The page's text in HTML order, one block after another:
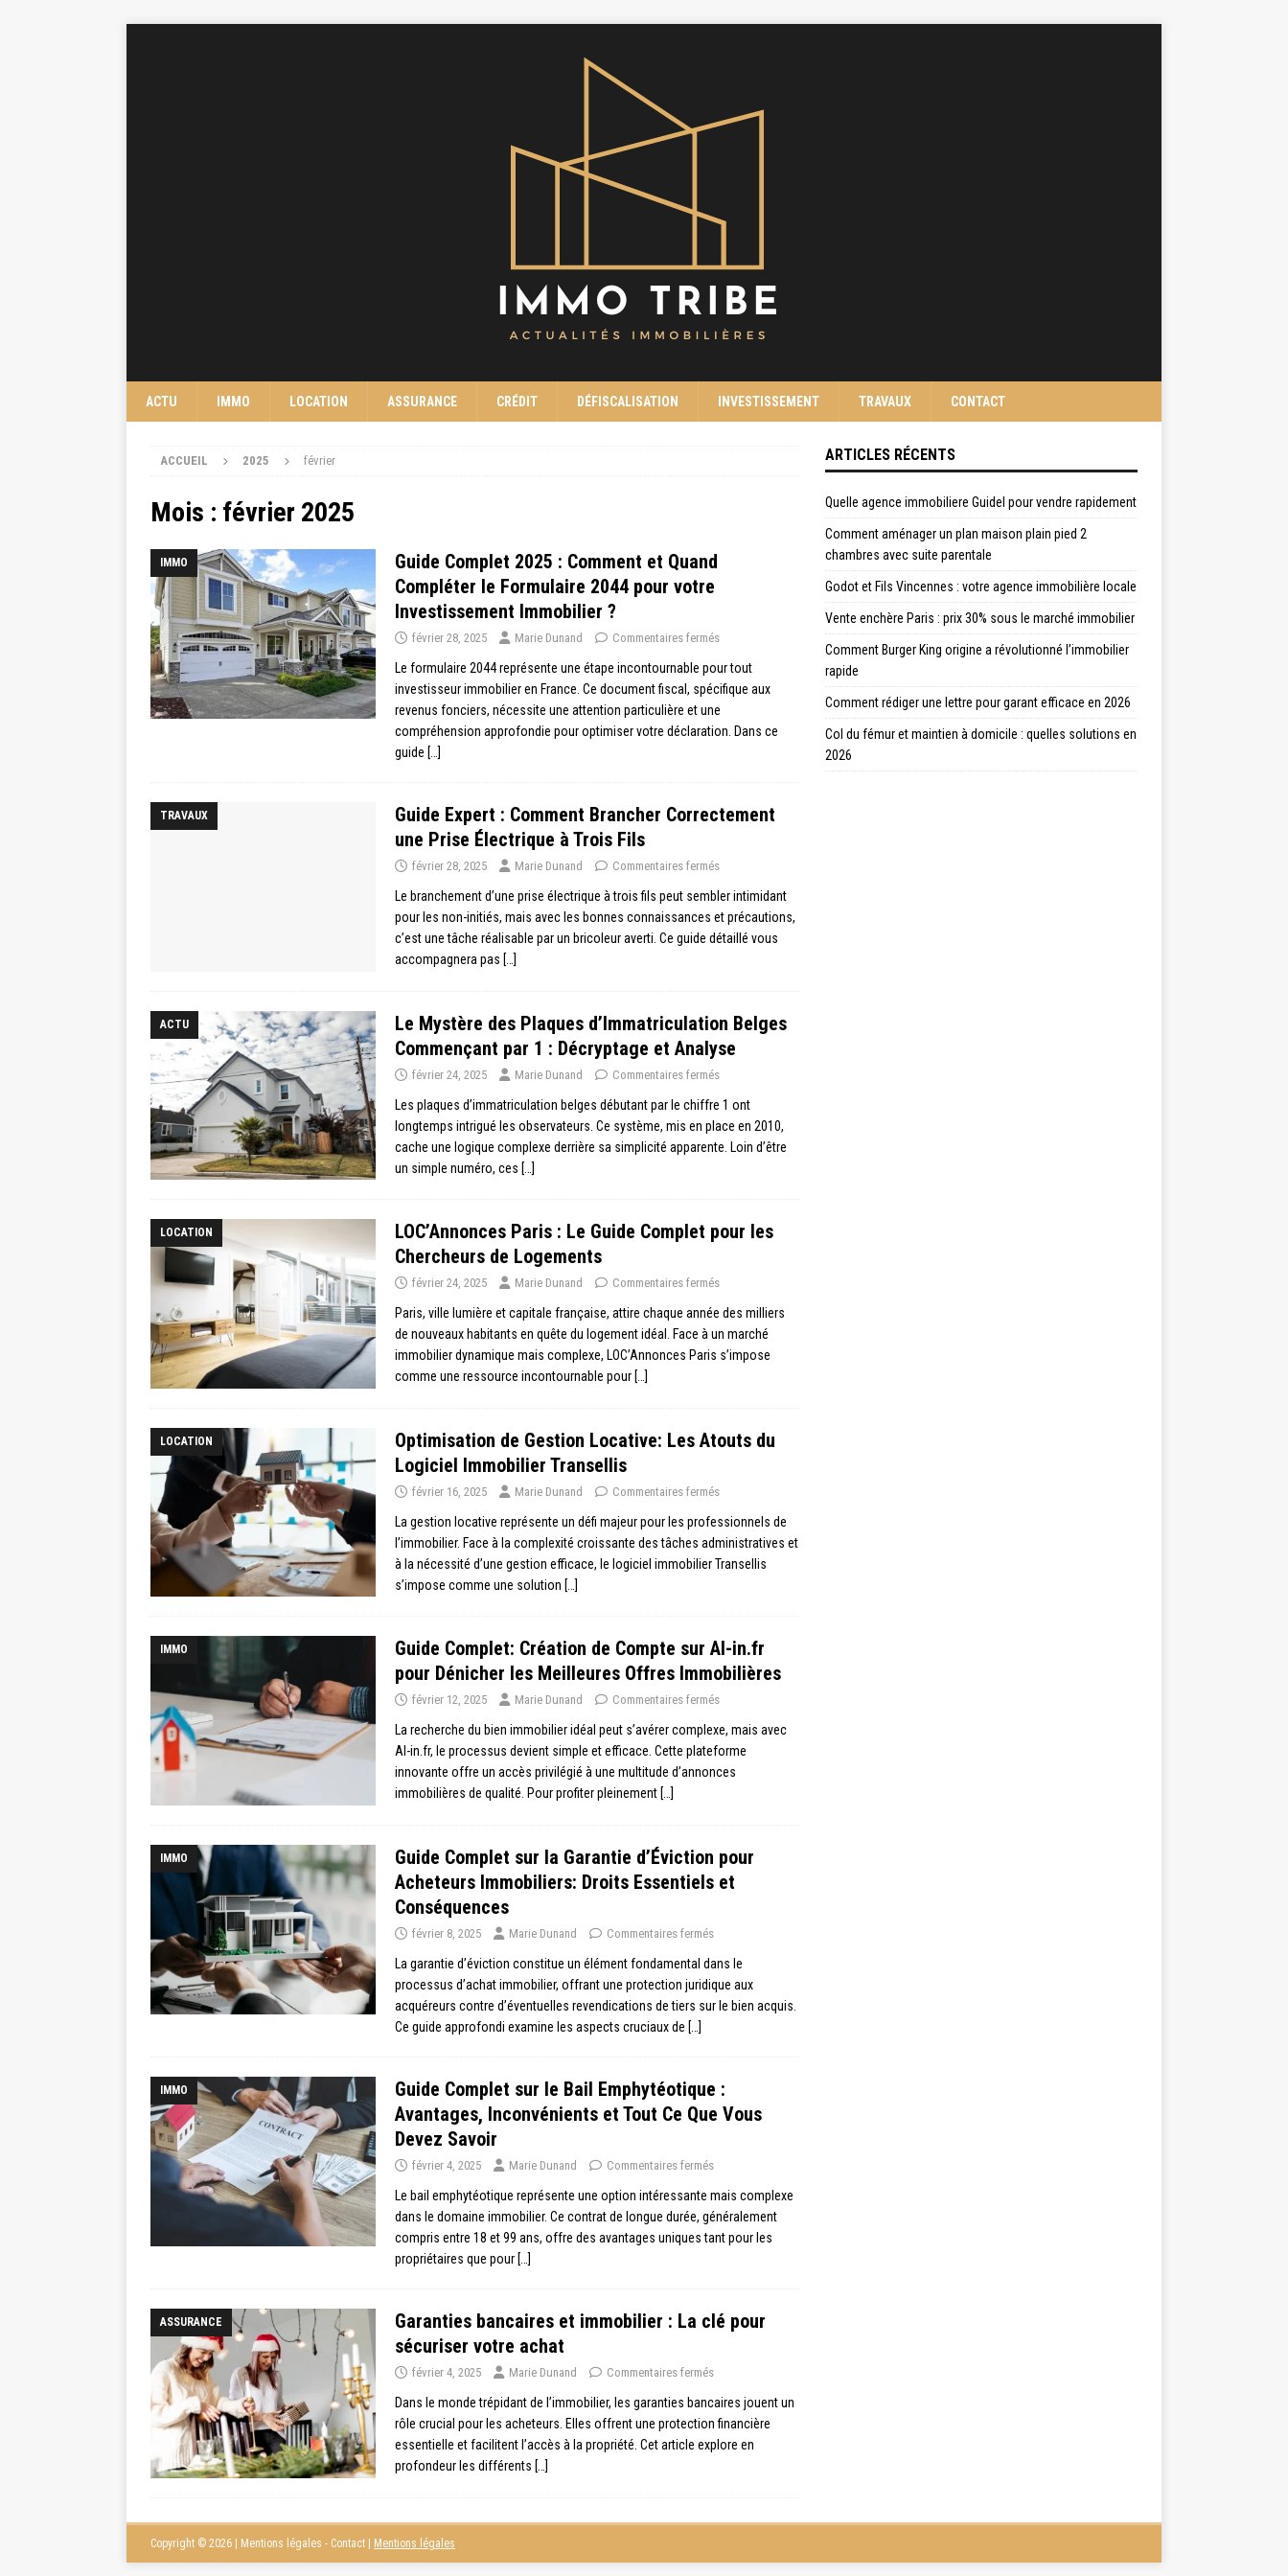
ACTU IMMO LOCATION ASSURANCE CRÉDIT DÉFISCALISATION INVESTISSEMENT TRAVAUX CONTACT
ACCUEIL 2025 février
Mois : février 2025
IMMO
Guide Complet 2025 : Comment et Quand
Compléter le Formulaire 2044 pour votre
Investissement Immobilier ?
février 28, 2025 Marie Dunand Commentaires fermés
Le formulaire 2044 représente une étape incontournable pour tout
investisseur immobilier en France. Ce document fiscal, spécifique aux
revenus fonciers, nécessite une attention particulière et une
compréhension approfondie pour optimiser votre déclaration. Dans ce
guide […]
TRAVAUX
Guide Expert : Comment Brancher Correctement
une Prise Électrique à Trois Fils
février 28, 2025 Marie Dunand Commentaires fermés
Le branchement d’une prise électrique à trois fils peut sembler intimidant
pour les non-initiés, mais avec les bonnes connaissances et précautions,
c’est une tâche réalisable par un bricoleur averti. Ce guide détaillé vous
accompagnera pas […]
ACTU
Le Mystère des Plaques d’Immatriculation Belges
Commençant par 1 : Décryptage et Analyse
février 24, 2025 Marie Dunand Commentaires fermés
Les plaques d’immatriculation belges débutant par le chiffre 1 ont
longtemps intrigué les observateurs. Ce système, mis en place en 2010,
cache une logique complexe derrière sa simplicité apparente. Loin d’être
un simple numéro, ces […]
LOCATION
LOC’Annonces Paris : Le Guide Complet pour les
Chercheurs de Logements
février 24, 2025 Marie Dunand Commentaires fermés
Paris, ville lumière et capitale française, attire chaque année des milliers
de nouveaux habitants en quête du logement idéal. Face à un marché
immobilier dynamique mais complexe, LOC’Annonces Paris s’impose
comme une ressource incontournable pour […]
LOCATION
Optimisation de Gestion Locative: Les Atouts du
Logiciel Immobilier Transellis
février 16, 2025 Marie Dunand Commentaires fermés
La gestion locative représente un défi majeur pour les professionnels de
l’immobilier. Face à la complexité croissante des tâches administratives et
à la nécessité d’une gestion efficace, le logiciel immobilier Transellis
s’impose comme une solution […]
IMMO
Guide Complet: Création de Compte sur Al-in.fr
pour Dénicher les Meilleures Offres Immobilières
février 12, 2025 Marie Dunand Commentaires fermés
La recherche du bien immobilier idéal peut s’avérer complexe, mais avec
Al-in.fr, le processus devient simple et efficace. Cette plateforme
innovante offre un accès privilégié à une multitude d’annonces
immobilières de qualité. Pour profiter pleinement […]
IMMO
Guide Complet sur la Garantie d’Éviction pour
Acheteurs Immobiliers: Droits Essentiels et
Conséquences
février 8, 2025 Marie Dunand Commentaires fermés
La garantie d’éviction constitue un élément fondamental dans le
processus d’achat immobilier, offrant une protection juridique aux
acquéreurs contre d’éventuelles revendications de tiers sur le bien acquis.
Ce guide approfondi examine les aspects cruciaux de […]
IMMO
Guide Complet sur le Bail Emphytéotique :
Avantages, Inconvénients et Tout Ce Que Vous
Devez Savoir
février 4, 2025 Marie Dunand Commentaires fermés
Le bail emphytéotique représente une option intéressante mais complexe
dans le domaine immobilier. Ce contrat de longue durée, généralement
compris entre 18 et 99 ans, offre des avantages uniques tant pour les
propriétaires que pour […]
ASSURANCE
Garanties bancaires et immobilier : La clé pour
sécuriser votre achat
février 4, 2025 Marie Dunand Commentaires fermés
Dans le monde trépidant de l’immobilier, les garanties bancaires jouent un
rôle crucial pour les acheteurs. Elles offrent une protection financière
essentielle et facilitent l’accès à la propriété. Cet article explore en
profondeur les différents […]
ARTICLES RÉCENTS
Quelle agence immobiliere Guidel pour vendre rapidement
Comment aménager un plan maison plain pied 2
chambres avec suite parentale
Godot et Fils Vincennes : votre agence immobilière locale
Vente enchère Paris : prix 30% sous le marché immobilier
Comment Burger King origine a révolutionné l’immobilier
rapide
Comment rédiger une lettre pour garant efficace en 2026
Col du fémur et maintien à domicile : quelles solutions en
2026
Copyright © 2026 | Mentions légales - Contact | Mentions légales